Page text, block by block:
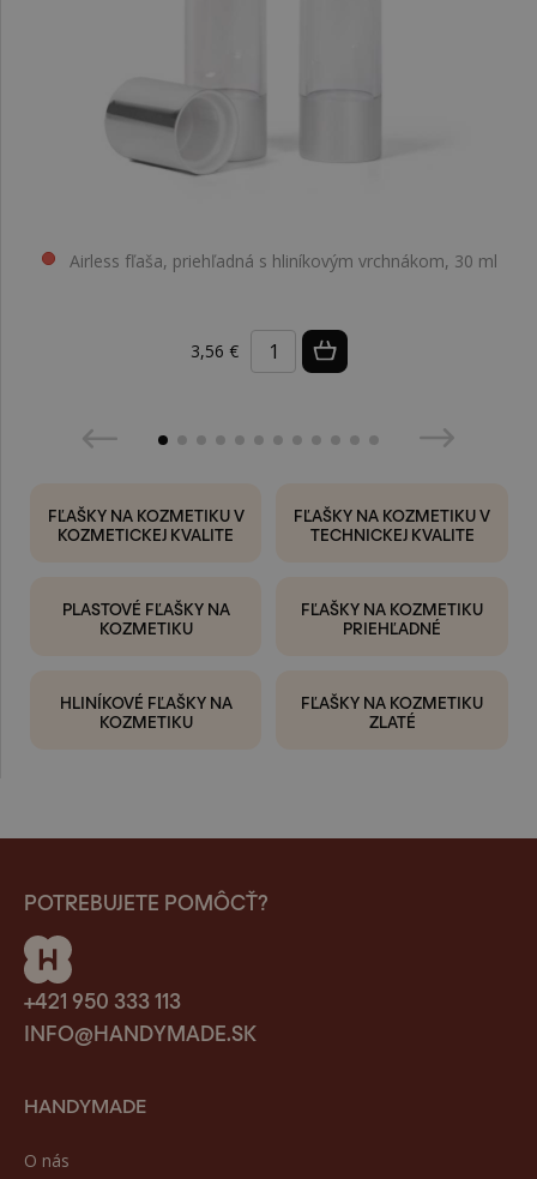
Airless fľaša, priehľadná s hliníkovým vrchnákom, 30 ml
3,56 €
FĽAŠKY NA KOZMETIKU V
KOZMETICKEJ KVALITE
FĽAŠKY NA KOZMETIKU V
TECHNICKEJ KVALITE
PLASTOVÉ FĽAŠKY NA
KOZMETIKU
FĽAŠKY NA KOZMETIKU
PRIEHĽADNÉ
HLINÍKOVÉ FĽAŠKY NA
KOZMETIKU
FĽAŠKY NA KOZMETIKU
ZLATÉ
POTREBUJETE POMÔCŤ?
+421 950 333 113
INFO@HANDYMADE.SK
HANDYMADE
O nás